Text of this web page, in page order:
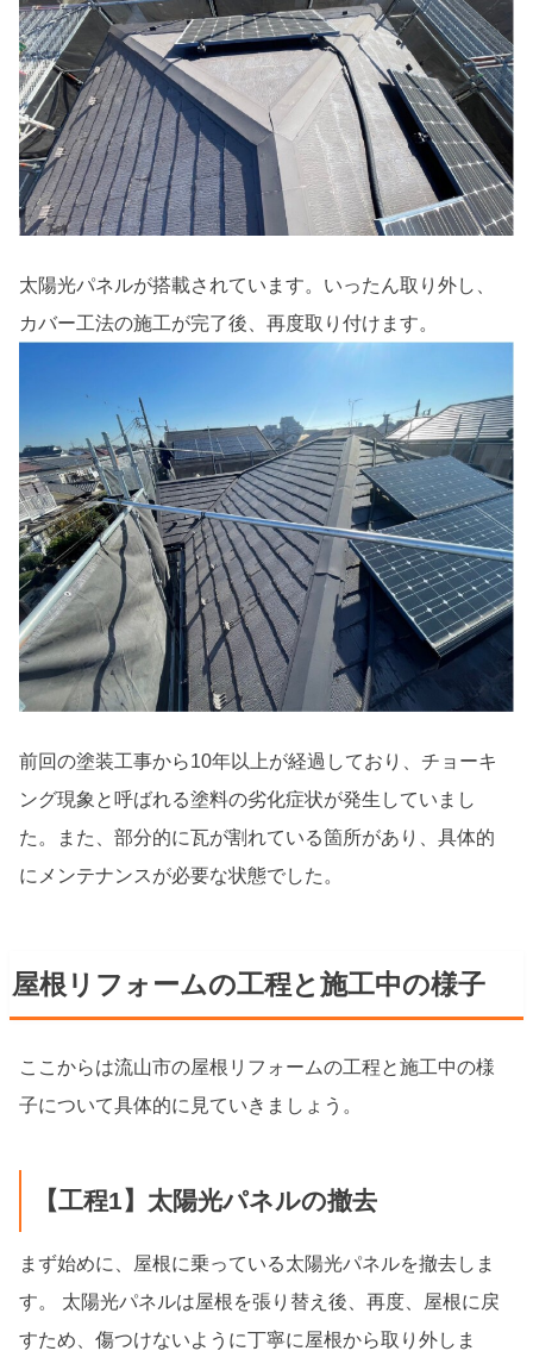
太陽光パネルが搭載されています。いったん取り外し、
カバー工法の施工が完了後、再度取り付けます。
前回の塗装工事から10年以上が経過しており、チョーキ
ング現象と呼ばれる塗料の劣化症状が発生していまし
た。また、部分的に瓦が割れている箇所があり、具体的
にメンテナンスが必要な状態でした。
屋根リフォームの工程と施工中の様子
ここからは流山市の屋根リフォームの工程と施工中の様
子について具体的に見ていきましょう。
【工程1】太陽光パネルの撤去
まず始めに、屋根に乗っている太陽光パネルを撤去しま
す。 太陽光パネルは屋根を張り替え後、再度、屋根に戻
すため、傷つけないように丁寧に屋根から取り外しま